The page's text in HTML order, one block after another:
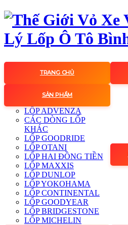
TRANG CHỦ
SẢN PHẨM
LỐP ADVENZA
CÁC DÒNG LỐP
KHÁC
LỐP GOODRIDE
LỐP OTANI
LỐP HAI ĐỒNG TIỀN
LỐP MAXXIS
LỐP DUNLOP
LỐP YOKOHAMA
LỐP CONTINENTAL
LỐP GOODYEAR
LỐP BRIDGESTONE
LỐP MICHELIN